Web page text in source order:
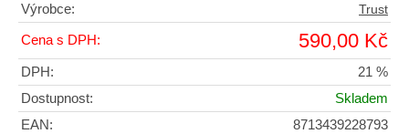
Výrobce:
Trust
Cena s DPH: 590,00 Kč
DPH:
21 %
Dostupnost:
Skladem
EAN:
8713439228793